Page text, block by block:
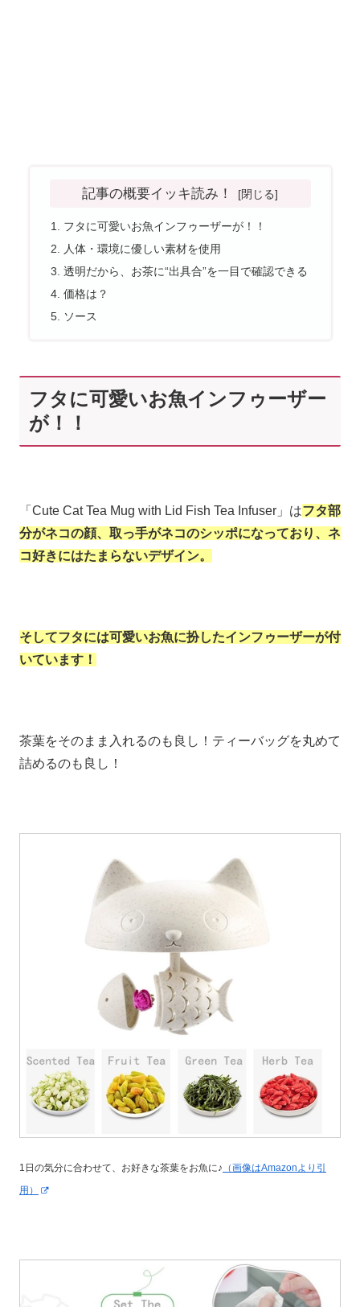
記事の概要イッキ読み！
フタに可愛いお魚インフゥーザーが！！
人体・環境に優しい素材を使用
透明だから、お茶に“出具合”を一目で確認できる
価格は？
ソース
フタに可愛いお魚インフゥーザー
が！！
「Cute Cat Tea Mug with Lid Fish Tea Infuser」はフタ部
分がネコの顔、取っ手がネコのシッポになっており、ネ
コ好きにはたまらないデザイン。
そしてフタには可愛いお魚に扮したインフゥーザーが付
いています！
茶葉をそのまま入れるのも良し！ティーバッグを丸めて
詰めるのも良し！
1日の気分に合わせて、お好きな茶葉をお魚に♪ （画像はAmazonより引
用）